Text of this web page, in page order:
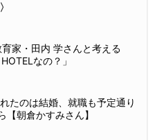
家・田内 学さんと考える
なの？」
たのは結婚、就職も予定通り
【朝倉かすみさん】